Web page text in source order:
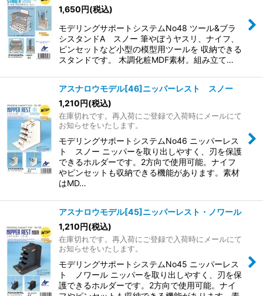
1,650円(税込)
モデリングサポートシステムNo48 ツール&ブラ
シスタンドA スノー 筆やぼうヤスリ、ナイフ、
ピンセットなど小型の模型用ツールを 収納できる
スタンドです。 木調化粧MDF素材。組み立て…
アスナロウモデル[46]ニッパーレスト スノー
1,210円(税込)
在庫切れです。再入荷にご登録で入荷時にメールにて
お知らせをいたします。
モデリングサポートシステムNo46 ニッパーレス
ト スノー ニッパーを取り出しやすく、刃を保護
できるホルダーです。2方向で使用可能。ナイフ
やピンセットも収納できる機能があります。素材
はMD…
アスナロウモデル[45]ニッパーレスト・ノワール
1,210円(税込)
在庫切れです。再入荷にご登録で入荷時にメールにて
お知らせをいたします。
モデリングサポートシステムNo45 ニッパーレス
ト ノワール ニッパーを取り出しやすく、刃を保
護できるホルダーです。2方向で使用可能。ナイ